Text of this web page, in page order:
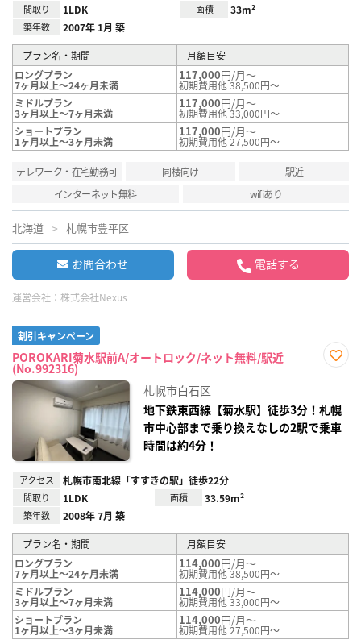
間取り 1LDK 面積 33m²
築年数 2007年 1月 築
プラン名・期間
月額目安
ロングプラン
7ヶ月以上～24ヶ月未満
117,000円/月～
初期費用他 38,500円～
ミドルプラン
3ヶ月以上～7ヶ月未満
117,000円/月～
初期費用他 33,000円～
ショートプラン
1ヶ月以上～3ヶ月未満
117,000円/月～
初期費用他 27,500円～
テレワーク・在宅勤務可 同棲向け
駅近
インターネット無料
wifiあり
北海道 札幌市豊平区
お問合わせ 電話する
運営会社： 株式会社Nexus
割引キャンペーン
POROKARI菊水駅前A/オートロック/ネット無料/駅近
(No.992316)
録
札幌市白石区
地下鉄東西線【菊水駅】徒歩3分！札幌
市中心部まで乗り換えなしの2駅で乗車
時間は約4分！
アクセス 札幌市南北線「すすきの駅」徒歩22分
間取り 1LDK 面積 33.59m²
築年数 2008年 7月 築
プラン名・期間
月額目安
ロングプラン
7ヶ月以上～24ヶ月未満
114,000円/月～
初期費用他 38,500円～
ミドルプラン
3ヶ月以上～7ヶ月未満
114,000円/月～
初期費用他 33,000円～
ショートプラン
1ヶ月以上～3ヶ月未満
114,000円/月～
初期費用他 27,500円～